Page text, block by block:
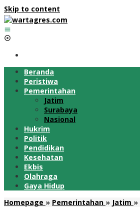
Skip to content
Beranda
Peristiwa
Pemerintahan
Jatim
Surabaya
Nasional
Hukrim
Politik
Pendidikan
Kesehatan
Ekbis
Olahraga
Gaya Hidup
Homepage » Pemerintahan » Jatim »